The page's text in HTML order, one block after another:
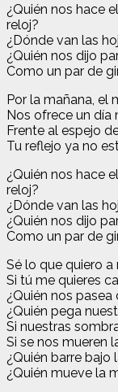
¿Quién nos hace
reloj?
¿Dónde van las
¿Quién nos dijo
Como un par de
Por la mañana, el
Nos ofrece un día
Frente al espejo
Tu reflejo ya no
¿Quién nos hace
reloj?
¿Dónde van las
¿Quién nos dijo
Como un par de
Sé lo que quiero a
Si tú me quieres
¿Quién nos pasea
¿Quién pega
Si nuestras
Si se nos mueren
¿Quién barre bajo
¿Quién mueve la